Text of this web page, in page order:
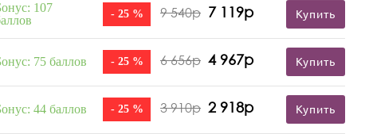
107
- 25 % 9 540р 7 119р Купить
75 баллов - 25 % 6 656р 4 967р Купить
44 баллов - 25 % 3 910р 2 918р Купить